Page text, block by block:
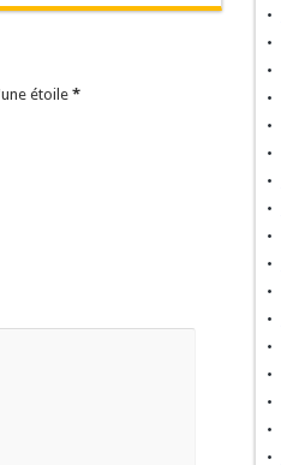
étoile*